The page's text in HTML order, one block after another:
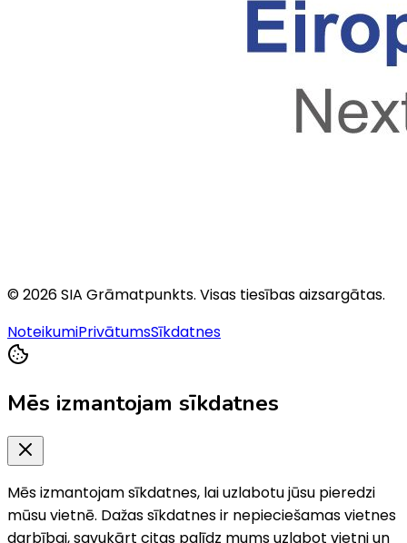
©2026SIA Grāmatpunkts. Visas tiesības aizsargātas.
NoteikumiPrivātumsSīkdatnes
Mēs izmantojam sīkdatnes
Mēs izmantojam sīkdatnes, lai uzlabotu jūsu pieredzi
mūsu vietnē. Dažas sīkdatnes ir nepieciešamas vietnes
darbībai, savukārt citas palīdz mums uzlabot vietni un